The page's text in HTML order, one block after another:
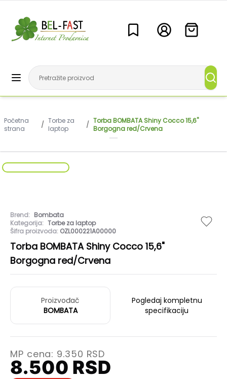
Početna
strana
/ Torbe za
laptop
/ Torba BOMBATA Shiny Cocco 15,6"
Borgogna red/Crvena
Brend: Bombata
Kategorija: Torbe za laptop
Šifra proizvoda: OZL000221A00000
Torba BOMBATA Shiny Cocco 15,6"
Borgogna red/Crvena
Proizvođač
BOMBATA
Pogledaj kompletnu
specifikaciju
MP cena: 9.350 RSD
8.500 RSD